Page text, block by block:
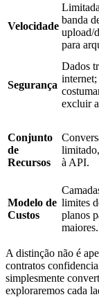
Velocidade
banda
upload/
para
Segurança
Dados
excluir
Conjunto
de
Recursos
à API.
Modelo de
Custos
limites
planos
maiores.
A distinção não é
contratos
simplesmente
exploraremos cada